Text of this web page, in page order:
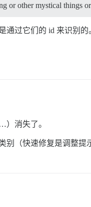
or other mystical things
通过它们的 id 来识别的
消失了。
别（快速修复是调整